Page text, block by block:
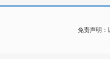
免责声明：